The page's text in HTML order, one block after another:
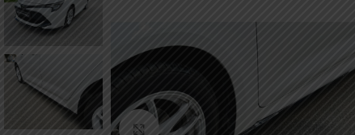
Κάντε κλικ για μεγέθυνση